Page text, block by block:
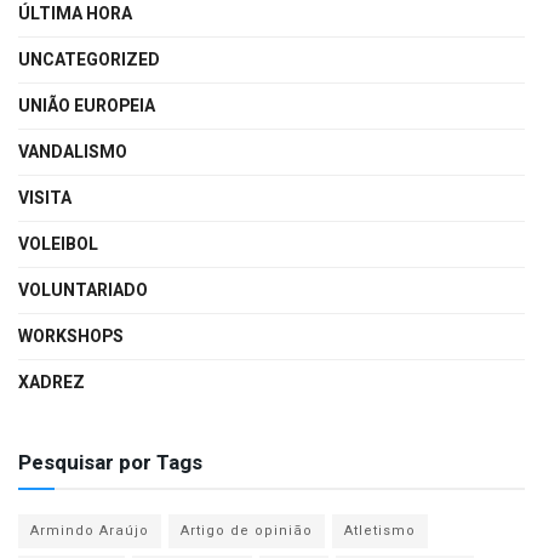
ÚLTIMA HORA
UNCATEGORIZED
UNIÃO EUROPEIA
VANDALISMO
VISITA
VOLEIBOL
VOLUNTARIADO
WORKSHOPS
XADREZ
Pesquisar por Tags
Armindo Araújo Artigo de opinião
Atletismo